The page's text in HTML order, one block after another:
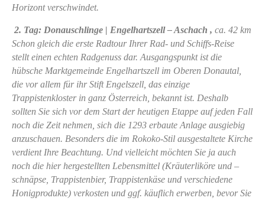
Horizont verschwindet.
2. Tag: Donauschlinge | Engelhartszell – Aschach , ca. 42 km
Schon gleich die erste Radtour Ihrer Rad- und Schiffs-Reise
stellt einen echten Radgenuss dar. Ausgangspunkt ist die
hübsche Marktgemeinde Engelhartszell im Oberen Donautal,
die vor allem für ihr Stift Engelszell, das einzige
Trappistenkloster in ganz Österreich, bekannt ist. Deshalb
sollten Sie sich vor dem Start der heutigen Etappe auf jeden Fall
noch die Zeit nehmen, sich die 1293 erbaute Anlage ausgiebig
anzuschauen. Besonders die im Rokoko-Stil ausgestaltete Kirche
verdient Ihre Beachtung. Und vielleicht möchten Sie ja auch
noch die hier hergestellten Lebensmittel (Kräuterliköre und –
schnäpse, Trappistenbier, Trappistenkäse und verschiedene
Honigprodukte) verkosten und ggf. käuflich erwerben, bevor Sie